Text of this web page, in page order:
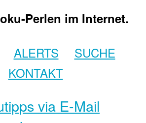
Perlen im Internet.
ALERTS
SUCHE
KONTAKT
via E-Mail